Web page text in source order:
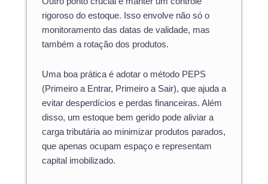
rigoroso do estoque. Isso envolve não só o
monitoramento das datas de validade, mas
também a rotação dos produtos.
Uma boa prática é adotar o método PEPS
(Primeiro a Entrar, Primeiro a Sair), que ajuda a
evitar desperdícios e perdas financeiras. Além
disso, um estoque bem gerido pode aliviar a
carga tributária ao minimizar produtos parados,
que apenas ocupam espaço e representam
capital imobilizado.